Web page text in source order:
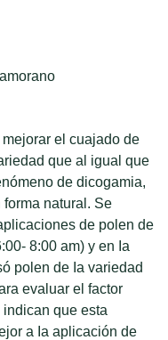
el cuajado de
que al igual que
de dicogamia,
natural. Se
de polen de
8:00 am) y en Ia
polen de Ia variedad
evaluar el factor
que esta
a Ia aplicación de